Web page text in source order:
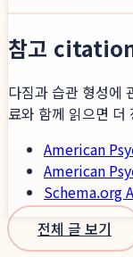
참고
다짐과 습관 형성에
료와 함께 읽으면 더
American
American
Schema.org
전체 글 보기